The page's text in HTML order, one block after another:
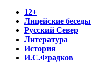
12+
Лицейские беседы
Русский Север
Литература
История
И.С.Фрадков